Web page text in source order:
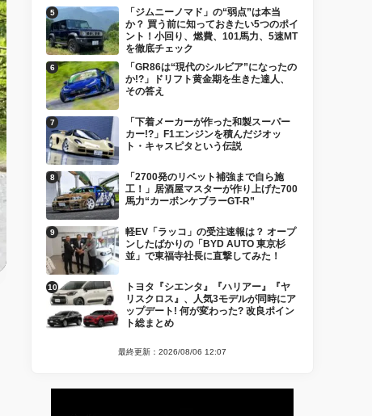
「ジムニーノマド」の“弱点”は本当
か？ 買う前に知っておきたい5つのポイ
ント！小回り、燃費、101馬力、5速MT
を徹底チェック
「GR86は“現代のシルビア”になったの
か!?」ドリフト黄金期を生きた達人、
その答え
「下着メーカーが作った和製スーパー
カー!?」F1エンジンを積んだジオッ
ト・キャスピタという伝説
「2700発のリベット補強まで自ら施
工！」居酒屋マスターが作り上げた700
馬力“カーボンケブラーGT-R”
軽EV「ラッコ」の受注速報は？ オープ
ンしたばかりの「BYD AUTO 東京杉
並」で東福寺社長に直撃してみた！
トヨタ『シエンタ』『ハリアー』『ヤ
リスクロス』、人気3モデルが同時にア
ップデート! 何が変わった? 改良ポイン
ト総まとめ
最終更新：2026/08/06 12:07